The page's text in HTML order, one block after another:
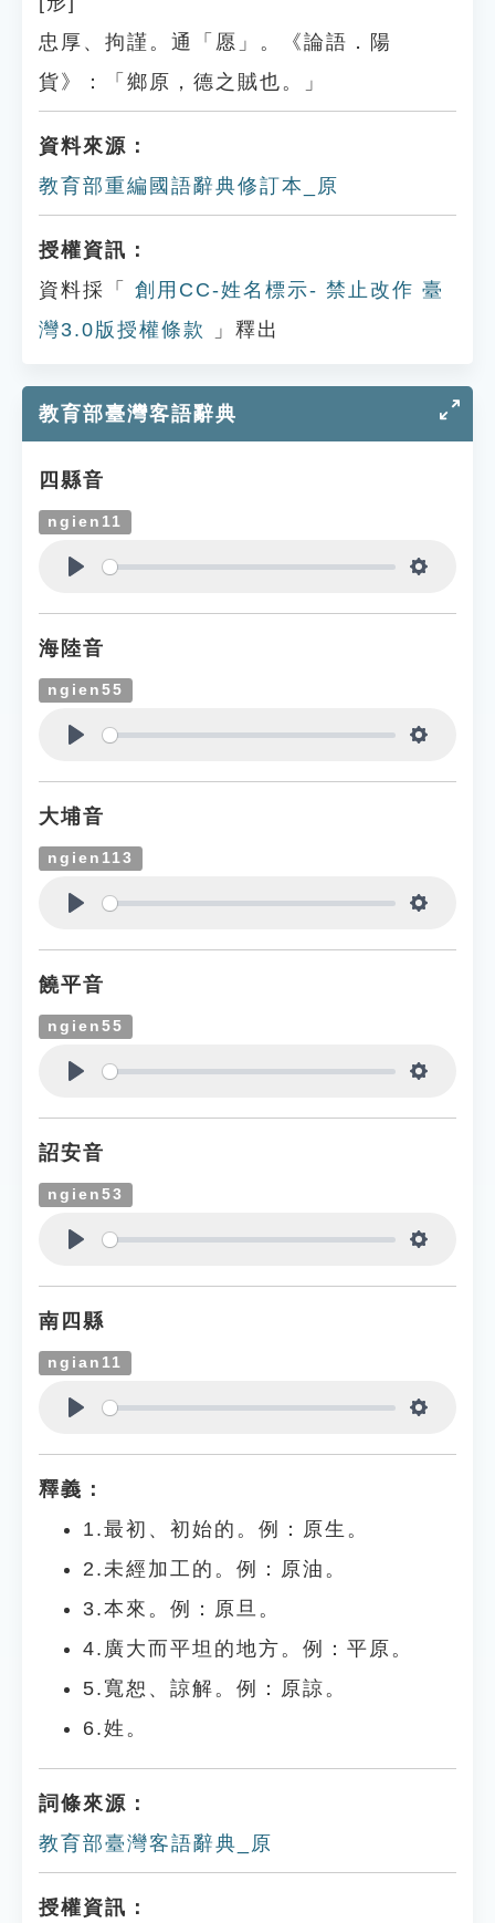
忠厚、拘謹。通「愿」。《論語．陽
貨》：「鄉原，德之賊也。」
資料來源：
教育部重編國語辭典修訂本_原
授權資訊：
資料採「
創用CC-姓名標示- 禁止改作 臺
灣3.0版授權條款
」釋出
教育部臺灣客語辭典
四縣音
ngien11
海陸音
ngien55
大埔音
ngien113
饒平音
ngien55
詔安音
ngien53
南四縣
ngian11
釋義：
1.最初、初始的。例：原生。
2.未經加工的。例：原油。
3.本來。例：原旦。
4.廣大而平坦的地方。例：平原。
5.寬恕、諒解。例：原諒。
6.姓。
詞條來源：
教育部臺灣客語辭典_原
授權資訊：